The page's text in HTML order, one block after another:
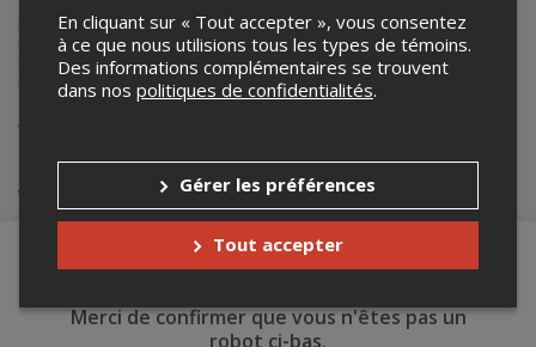
courriel
Lepointdevente.com agit à titre de mandataire pourLa Société de la
Place des Artsdans le cadre de l’affichage en ligne et la vente de
billets pour ses événements.
Pour plus d’information à propos de cet événement, veuillez
contacter l’organisateur de l’événement,La Société de la Place des
Arts
Achat de billets
Merci de confirmer que vous n'êtes pas un
robot ci-bas.
En cliquant sur « Tout accepter », vous consentez
à ce que nous utilisions tous les types de témoins.
Des informations complémentaires se trouvent
dans nos politiques de confidentialités.
Gérer les préférences
Tout accepter